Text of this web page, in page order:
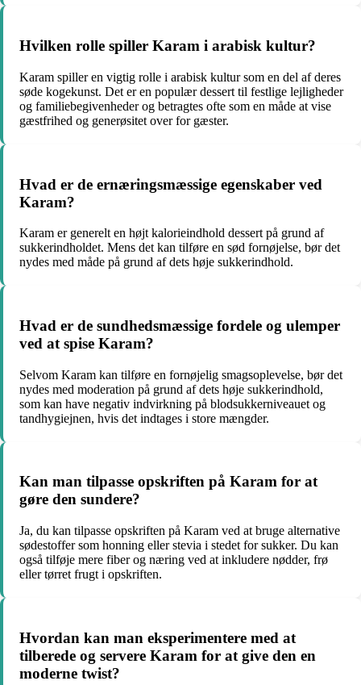
Hvilken rolle spiller Karam i arabisk kultur?
Karam spiller en vigtig rolle i arabisk kultur som en del af deres
søde kogekunst. Det er en populær dessert til festlige lejligheder
og familiebegivenheder og betragtes ofte som en måde at vise
gæstfrihed og generøsitet over for gæster.
Hvad er de ernæringsmæssige egenskaber ved
Karam?
Karam er generelt en højt kalorieindhold dessert på grund af
sukkerindholdet. Mens det kan tilføre en sød fornøjelse, bør det
nydes med måde på grund af dets høje sukkerindhold.
Hvad er de sundhedsmæssige fordele og ulemper
ved at spise Karam?
Selvom Karam kan tilføre en fornøjelig smagsoplevelse, bør det
nydes med moderation på grund af dets høje sukkerindhold,
som kan have negativ indvirkning på blodsukkerniveauet og
tandhygiejnen, hvis det indtages i store mængder.
Kan man tilpasse opskriften på Karam for at
gøre den sundere?
Ja, du kan tilpasse opskriften på Karam ved at bruge alternative
sødestoffer som honning eller stevia i stedet for sukker. Du kan
også tilføje mere fiber og næring ved at inkludere nødder, frø
eller tørret frugt i opskriften.
Hvordan kan man eksperimentere med at
tilberede og servere Karam for at give den en
moderne twist?